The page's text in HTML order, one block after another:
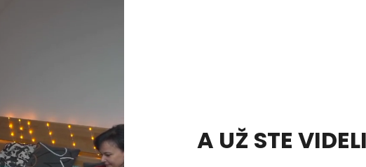
A UŽ STE